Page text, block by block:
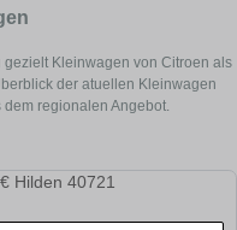
Kleinwagen von Citroen als
der atuellen Kleinwagen
regionalen Angebot.